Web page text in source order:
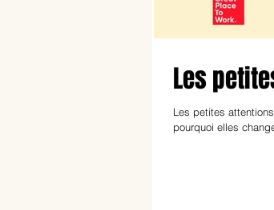
Les
Les petites
pourquoi elles